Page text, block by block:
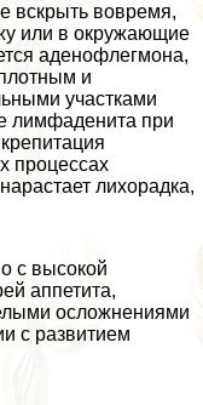
вскрыть вовремя,
или в окружающие
аденофлегмона,
и
участками
лимфаденита при
процессах
лихорадка,
с высокой
аппетита,
осложнениями
с развитием